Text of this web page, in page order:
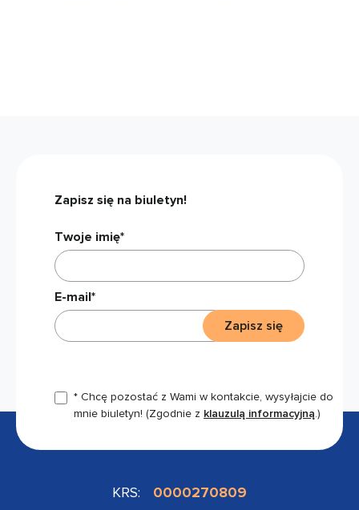
Zapisz się na biuletyn!
Twoje imię*
E-mail*
* Chcę pozostać z Wami w kontakcie, wysyłajcie do
mnie biuletyn! (Zgodnie z klauzulą informacyjną.)
Zapisz się
KRS: 0000270809